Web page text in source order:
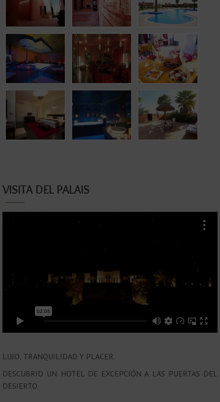
VISITA DEL PALAIS
LUJO, TRANQUILIDAD Y PLACER.
DESCUBRID UN HOTEL DE EXCEPCIÓN A LAS PUERTAS DEL
DESIERTO.